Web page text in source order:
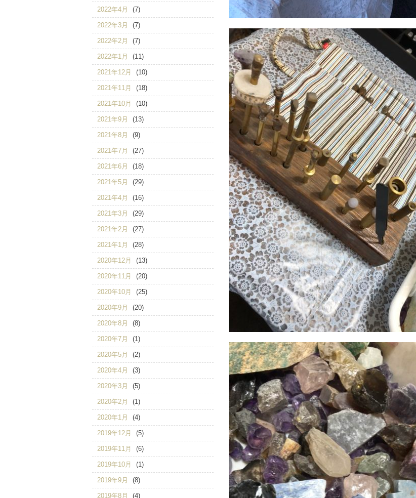
2022年4月 (7)
2022年3月 (7)
2022年2月 (7)
2022年1月 (11)
2021年12月 (10)
2021年11月 (18)
2021年10月 (10)
2021年9月 (13)
2021年8月 (9)
2021年7月 (27)
2021年6月 (18)
2021年5月 (29)
2021年4月 (16)
2021年3月 (29)
2021年2月 (27)
2021年1月 (28)
2020年12月 (13)
2020年11月 (20)
2020年10月 (25)
2020年9月 (20)
2020年8月 (8)
2020年7月 (1)
2020年5月 (2)
2020年4月 (3)
2020年3月 (5)
2020年2月 (1)
2020年1月 (4)
2019年12月 (5)
2019年11月 (6)
2019年10月 (1)
2019年9月 (8)
2019年8月 (4)